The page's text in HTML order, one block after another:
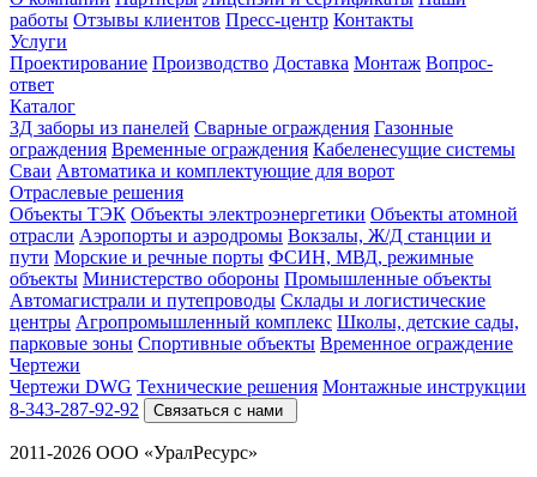
работы Отзывы клиентов Пресс-центр Контакты
Услуги
Проектирование Производство Доставка Монтаж Вопрос-
ответ
Каталог
3Д заборы из панелей Сварные ограждения Газонные
ограждения Временные ограждения Кабеленесущие системы
Cваи Автоматика и комплектующие для ворот
Отраслевые решения
Объекты ТЭК Объекты электроэнергетики Объекты атомной
отрасли Аэропорты и аэродромы Вокзалы, Ж/Д станции и
пути Морские и речные порты ФСИН, МВД, режимные
объекты Министерство обороны Промышленные объекты
Автомагистрали и путепроводы Склады и логистические
центры Агропромышленный комплекс Школы, детские сады,
парковые зоны Спортивные объекты Временное ограждение
Чертежи
Чертежи DWG Технические решения Монтажные инструкции
8-343-287-92-92
Связаться с нами
2011-2026 ООО «УралРесурс»